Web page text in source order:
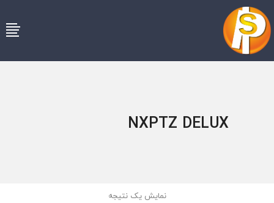
NXPTZ DELUX
نمایش یک نتیجه